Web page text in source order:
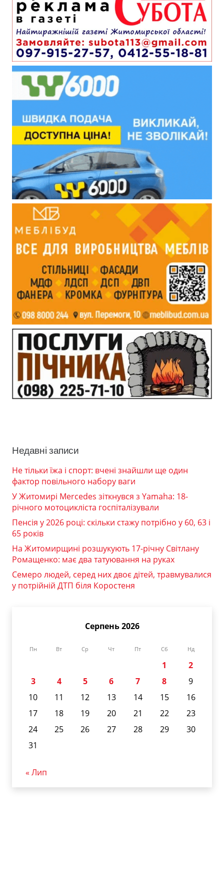
Недавні записи
Не тільки їжа і спорт: вчені знайшли ще один
фактор повільного набору ваги
У Житомирі Mercedes зіткнувся з Yamaha: 18-
річного мотоцикліста госпіталізували
Пенсія у 2026 році: скільки стажу потрібно у 60, 63 і
65 років
На Житомирщині розшукують 17-річну Світлану
Ромащенко: має два татуювання на руках
Семеро людей, серед них двоє дітей, травмувалися
у потрійній ДТП біля Коростеня
Серпень 2026
Пн Вт Ср Чт Пт Сб Нд
1
2
3
4 5 6 7 8
9
10
11 12 13 14 15
16
17
18 19 20 21 22
23
24
25 26 27 28 29
30
31
« Лип